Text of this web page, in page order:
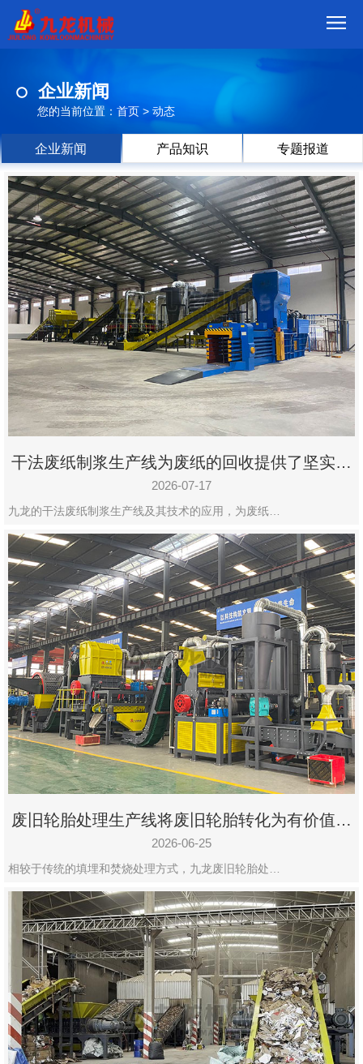
品
视
频
现
场
方
案
动
态联
系
郑
州
市
设
有
限
公
司
豫
ICP
备
19020390
号-1
企业新闻
您的当前位置： 首页 > 动态
企业新闻 产品知识 专题报道
干法废纸制浆生产线为废纸的回收提供了坚实的
保障
2026-07-17
九龙的干法废纸制浆生产线及其技术的应用，为废纸…
废旧轮胎处理生产线将废旧轮胎转化为有价值的
资源
2026-06-25
相较于传统的填埋和焚烧处理方式，九龙废旧轮胎处…